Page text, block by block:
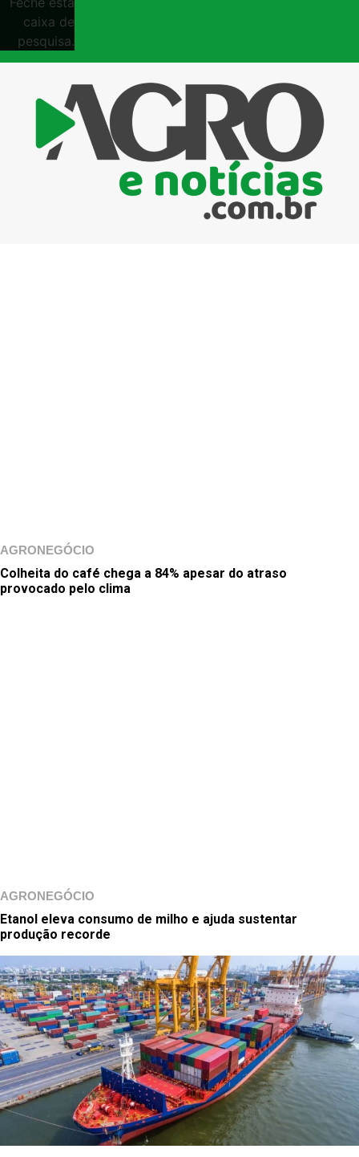
caixa de
pesquisa.
AGRONEGÓCIO
Colheita do café chega a 84% apesar do atraso
provocado pelo clima
AGRONEGÓCIO
Etanol eleva consumo de milho e ajuda sustentar
produção recorde